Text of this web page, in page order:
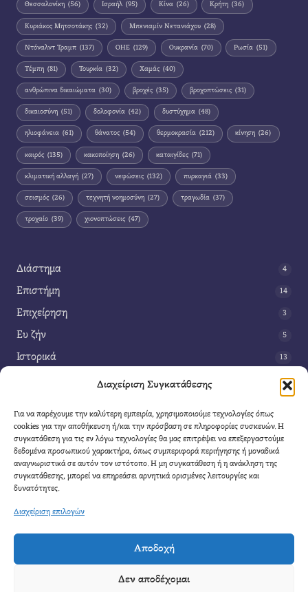
Διαχείριση Συγκατάθεσης
Για να παρέχουμε την καλύτερη εμπειρία, χρησιμοποιούμε τεχνολογίες όπως
cookies για την αποθήκευση ή/και την πρόσβαση σε πληροφορίες συσκευών. Η
συγκατάθεση για τις εν λόγω τεχνολογίες θα μας επιτρέψει να επεξεργαστούμε
δεδομένα προσωπικού χαρακτήρα, όπως συμπεριφορά περιήγησης ή μοναδικά
αναγνωριστικά σε αυτόν τον ιστότοπο. Η μη συγκατάθεση ή η ανάκληση της
συγκατάθεσης, μπορεί να επηρεάσει αρνητικά ορισμένες λειτουργίες και
δυνατότητες.
Διαχείριση επιλογών
Αποδοχή
Δεν αποδέχομαι
Θεσσαλονίκη (56) Ισραήλ (95) Κίνα (26) Κρήτη (36)
Κυριάκος Μητσοτάκης (32) Μπενιαμίν Νετανιάχου (28)
Ντόναλντ Τραμπ (137) ΟΗΕ (129) Ουκρανία (70) Ρωσία (51)
Τέμπη (81) Τουρκία (32) Χαμάς (40)
ανθρώπινα δικαιώματα (30) βροχές (35) βροχοπτώσεις (31)
δικαιοσύνη (51) δολοφονία (42) δυστύχημα (48)
ηλιοφάνεια (61) θάνατος (54) θερμοκρασία (212) κίνηση (26)
καιρός (135) κακοποίηση (26) καταιγίδες (71)
κλιματική αλλαγή (27) νεφώσεις (132) πυρκαγιά (33)
σεισμός (26) τεχνητή νοημοσύνη (27) τραγωδία (37)
τροχαίο (39) χιονοπτώσεις (47)
Διάστημα 4
Επιστήμη 14
Επιχείρηση 3
Ευ ζήν 5
Ιστορικά 13
42
Τέχνη 3
Τεχνολογία
Υγεία
Φαντασία
Επικοινωνία